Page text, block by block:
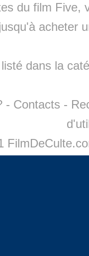
du film Five,
acheter
dans la
- Contacts -